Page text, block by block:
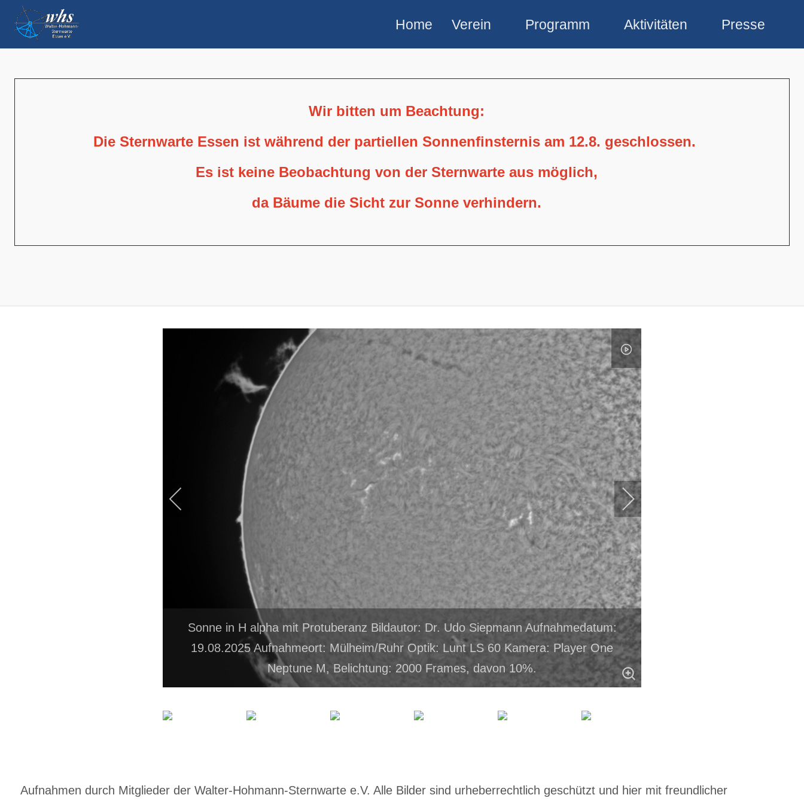
Home Verein Programm Aktivitäten Presse
Wir bitten um Beachtung:
Die Sternwarte Essen ist während der partiellen Sonnenfinsternis am 12.8. geschlossen.
Es ist keine Beobachtung von der Sternwarte aus möglich,
da Bäume die Sicht zur Sonne verhindern.
Sonne in H alpha mit Protuberanz Bildautor: Dr. Udo Siepmann Aufnahmedatum:
19.08.2025 Aufnahmeort: Mülheim/Ruhr Optik: Lunt LS 60 Kamera: Player One
Neptune M, Belichtung: 2000 Frames, davon 10%.
Aufnahmen durch Mitglieder der Walter-Hohmann-Sternwarte e.V. Alle Bilder sind urheberrechtlich geschützt und hier mit freundlicher